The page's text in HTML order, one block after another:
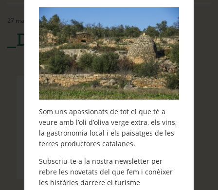
Som uns apassionats de tot el que té a
veure amb l’oli d’oliva verge extra, els vins,
la gastronomia local i els paisatges de les
terres productores catalanes.
Subscriu-te a la nostra newsletter per
rebre les novetats del que fem i conèixer
les històries darrere el turisme
Contacte
Què et ve de gust fer?
27 març, 2015
_DSC9624